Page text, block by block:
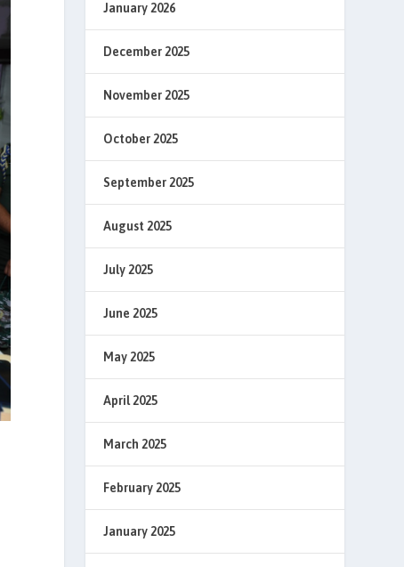
January 2026
December 2025
November 2025
October 2025
September 2025
August 2025
July 2025
June 2025
May 2025
April 2025
March 2025
February 2025
January 2025